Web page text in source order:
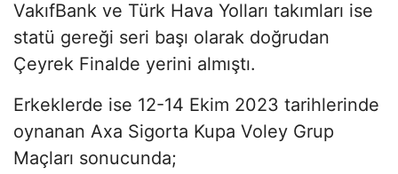
VakıfBank ve Türk Hava Yolları takımları ise
statü gereği seri başı olarak doğrudan
Çeyrek Finalde yerini almıştı.
Erkeklerde ise 12-14 Ekim 2023 tarihlerinde
oynanan Axa Sigorta Kupa Voley Grup
Maçları sonucunda;